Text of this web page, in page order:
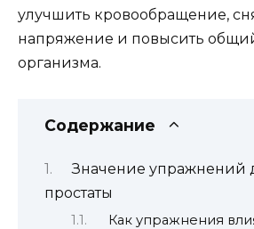
улучшить кровообращение,
напряжение и повысить
организма.
Содержание
Значение упражнений
простаты
Как упражнения